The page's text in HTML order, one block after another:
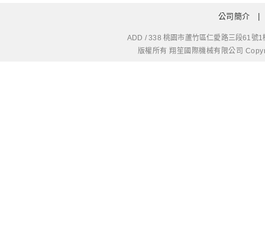
公司簡介
ADD / 338 桃園市蘆竹區仁愛路三
版權所有 翔笙國際機械有限公司